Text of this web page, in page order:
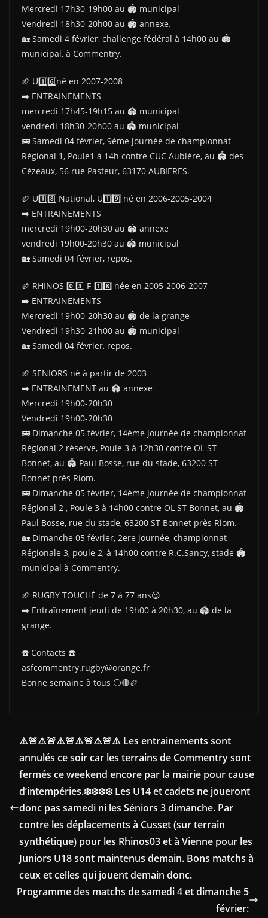
Mercredi 17h30-19h00 au 🏟 municipal
Vendredi 18h30-20h00 au 🏟 annexe.
🏡 Samedi 4 février, challenge fédéral à 14h00 au 🏟
municipal, à Commentry.
🏉 U1️⃣6️⃣né en 2007-2008
➡️ ENTRAINEMENTS
mercredi 17h45-19h15 au 🏟 municipal
vendredi 18h30-20h00 au 🏟 municipal
🚌 Samedi 04 février, 9ème journée de championnat
Régional 1, Poule1 à 14h contre CUC Aubière, au 🏟 des
Cézeaux, 56 rue Pasteur, 63170 AUBIERES.
🏉 U1️⃣8️⃣ National, U1️⃣9️⃣ né en 2006-2005-2004
➡️ ENTRAINEMENTS
mercredi 19h00-20h30 au 🏟 annexe
vendredi 19h00-20h30 au 🏟 municipal
🏡 Samedi 04 février, repos.
🏉 RHINOS 0️⃣3️⃣ F-1️⃣8️⃣ née en 2005-2006-2007
➡️ ENTRAINEMENTS
Mercredi 19h00-20h30 au 🏟 de la grange
Vendredi 19h30-21h00 au 🏟 municipal
🏡 Samedi 04 février, repos.
🏉 SENIORS né à partir de 2003
➡️ ENTRAINEMENT au 🏟 annexe
Mercredi 19h00-20h30
Vendredi 19h00-20h30
🚌 Dimanche 05 février, 14ème journée de championnat
Régional 2 réserve, Poule 3 à 12h30 contre OL ST
Bonnet, au 🏟 Paul Bosse, rue du stade, 63200 ST
Bonnet près Riom.
🚌 Dimanche 05 février, 14ème journée de championnat
Régional 2 , Poule 3 à 14h00 contre OL ST Bonnet, au 🏟
Paul Bosse, rue du stade, 63200 ST Bonnet près Riom.
🏡 Dimanche 05 février, 2ere journée, championnat
Régionale 3, poule 2, à 14h00 contre R.C.Sancy, stade 🏟
municipal à Commentry.
🏉 RUGBY TOUCHÉ de 7 à 77 ans😉
➡️ Entraînement jeudi de 19h00 à 20h30, au 🏟 de la
grange.
☎️ Contacts ☎️
asfcommentry.rugby@orange.fr
Bonne semaine à tous ⚪🔴🏉
⚠️🚨⚠️🚨⚠️🚨⚠️🚨⚠️🚨⚠️ Les entrainements sont
annulés ce soir car les terrains de Commentry sont
fermés ce weekend encore par la mairie pour cause
d’intempéries.❄️❄️❄️❄️ Les U14 et cadets ne joueront
donc pas samedi ni les Séniors 3 dimanche. Par
contre les déplacements à Cusset (sur terrain
synthétique) pour les Rhinos03 et à Vienne pour les
Juniors U18 sont maintenus demain. Bons matchs à
ceux et celles qui jouent demain donc.
Programme des matchs de samedi 4 et dimanche 5
février: